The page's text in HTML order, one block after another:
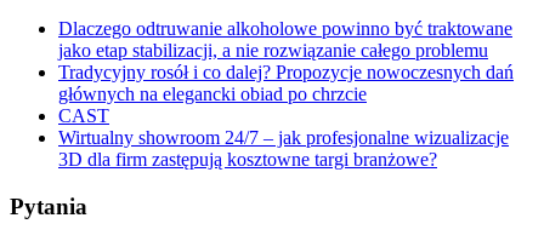
Dlaczego odtruwanie alkoholowe powinno być traktowane
jako etap stabilizacji, a nie rozwiązanie całego problemu
Tradycyjny rosół i co dalej? Propozycje nowoczesnych dań
głównych na elegancki obiad po chrzcie
CAST
Wirtualny showroom 24/7 – jak profesjonalne wizualizacje
3D dla firm zastępują kosztowne targi branżowe?
Pytania